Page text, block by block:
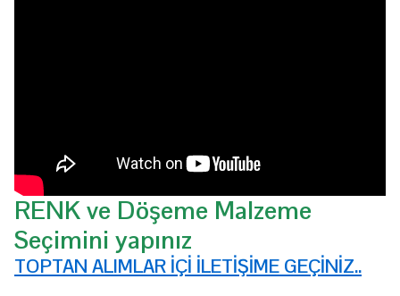
RENK ve Döşeme Malzeme
Seçimini yapınız
TOPTAN ALIMLAR İÇİ İLETİŞİME GEÇİNİZ..